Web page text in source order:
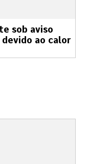
sob aviso
ao calor